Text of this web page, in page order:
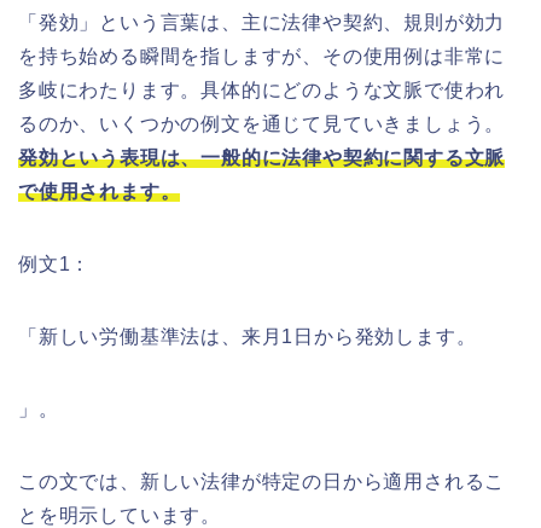
「発効」という言葉は、主に法律や契約、規則が効力
を持ち始める瞬間を指しますが、その使用例は非常に
多岐にわたります。具体的にどのような文脈で使われ
るのか、いくつかの例文を通じて見ていきましょう。
発効という表現は、一般的に法律や契約に関する文脈
で使用されます。
例文1：
「新しい労働基準法は、来月1日から発効します。
」。
この文では、新しい法律が特定の日から適用されるこ
とを明示しています。